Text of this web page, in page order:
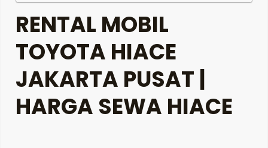
RENTAL MOBIL
TOYOTA HIACE
JAKARTA PUSAT |
HARGA SEWA HIACE